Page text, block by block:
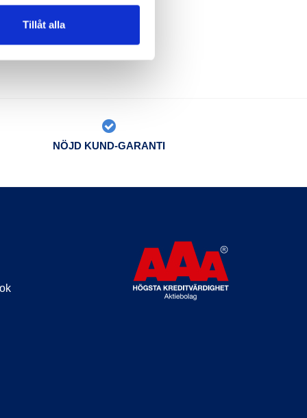
Tillåt alla
NÖJD KUND-GARANTI